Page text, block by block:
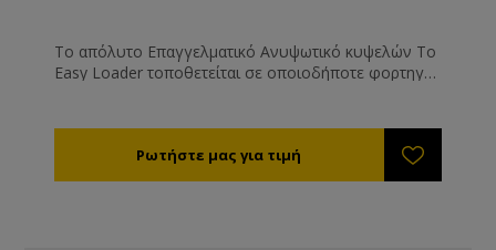
Το απόλυτο Επαγγελματικό Ανυψωτικό κυψελών Το
Easy Loader τοποθετείται σε οποιοδήποτε φορτηγό
1,45 μ. και το βάρος του είναι μόνο 240 κιλά. Χάρη
στο πρωτοποριακό αυτόματο σύστημα οριζοντίωσης